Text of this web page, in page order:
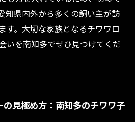
知県内外から多くの飼い主が訪
す。大切な家族となるチワワロ
いを南知多でぜひ見つけてくだ
見極め方：南知多のチワワ子